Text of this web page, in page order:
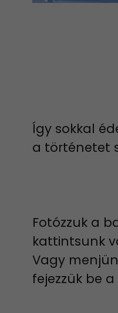
Így sokkal
a történetet
Fotózzuk a
kattintsunk
Vagy
fejezzük be a